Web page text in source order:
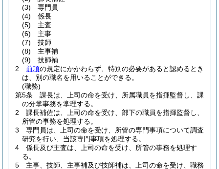
(3)
専門員
(4)
係長
(5)
主査
(6)
主事
(7)
技師
(8)
主事補
(9)
技師補
2
前項の規定にかかわらず、特別の必要があると認めるとき
は、別の職名を用いることができる。
(職務)
第5条
課長は、上司の命を受け、所属職員を指揮監督し、課
の分掌事務を掌理する。
2
課長補佐は、上司の命を受け、部下の職員を指揮監督し、
所管の事務を処理する。
3
専門員は、上司の命を受け、所管の専門事項について調査
研究を行い、当該専門事項を処理する。
4
係長及び主査は、上司の命を受け、所管の事務を処理す
る。
5
主事、技師、主事補及び技師補は、上司の命を受け、職務